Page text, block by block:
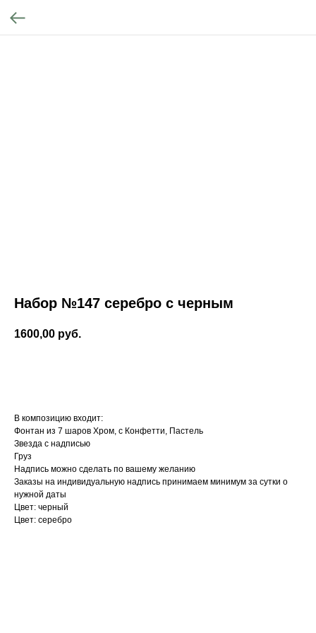
Набор №147 серебро с черным
1600,00 руб.
В композицию входит:
Фонтан из 7 шаров Хром, с Конфетти, Пастель
Звезда с надписью
Груз
Надпись можно сделать по вашему желанию
Заказы на индивидуальную надпись принимаем минимум за сутки о
нужной даты
Цвет: черный
Цвет: серебро